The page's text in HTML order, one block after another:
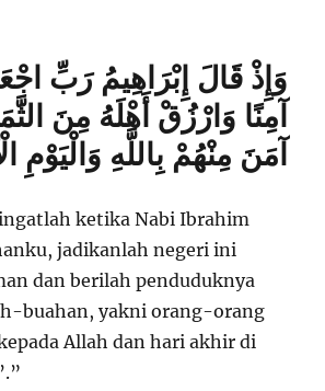
وَإِذْ قَالَ إِبْرَاهِيمُ رَبِّ
آمِنًا وَارْزُقْ أَهْلَهُ مِنَ
آمَنَ مِنْهُمْ بِاللَّهِ وَالْيَوْمِ
ketika Nabi Ibrahim
jadikanlah negeri ini
dan berilah penduduknya
buahan, yakni orang-orang
Allah dan hari akhir di